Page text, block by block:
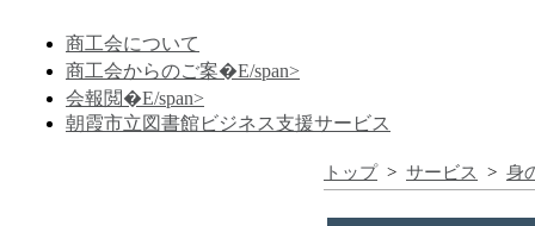
商工会について
商工会からのご案�E/span>
会報閲�E/span>
朝霞市立図書館ビジネス支援サービス
トップ> サービス > 身